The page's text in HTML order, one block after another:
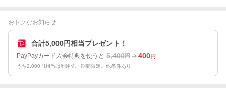
おトクなお知らせ
合計5,000円相当プレゼント！
PayPayカード入会特典を使うと 5,400円 400円
うち2,000円相当は利用先・期間限定。他条件あり